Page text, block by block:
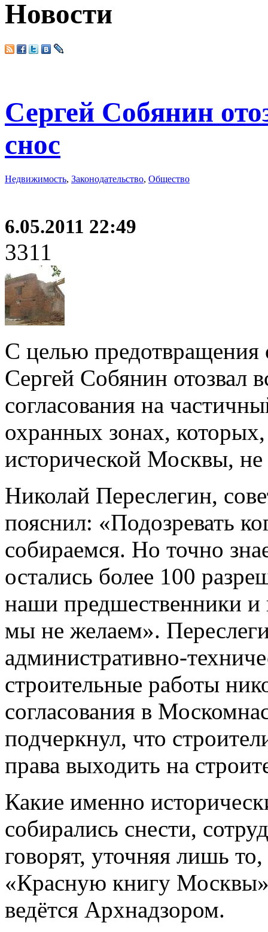
Новости
Сергей Собянин
снос
Недвижимость, Законодательство, Общество
6.05.2011 22:49
3311
С целью предотвращения
Сергей Собянин отозвал
согласования на
охранных зонах,
исторической Москвы,
Николай Переслегин,
пояснил: «Подозревать
собираемся. Но точно
остались более 100
наши предшественники и
мы не желаем».
административно-
строительные работы
согласования в
подчеркнул, что
права выходить на
Какие именно
собирались снести,
говорят, уточняя лишь
«Красную книгу
ведётся Архнадзором.